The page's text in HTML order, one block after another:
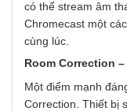
có thể stream âm
Chromecast một
cùng lúc.
Room Correction
Một điểm mạnh
Correction. Thiết bị